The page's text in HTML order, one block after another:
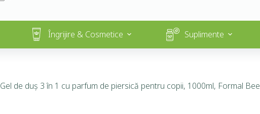
Îngrijire & Cosmetice Suplimente
Gel de duș 3 în 1 cu parfum de piersică pentru copii, 1000ml, Formal Bee